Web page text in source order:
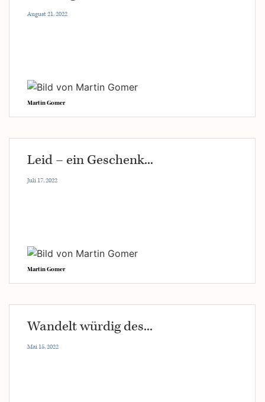
August 21, 2022
Martin Gomer
Leid – ein Geschenk...
Juli 17, 2022
Martin Gomer
Wandelt würdig des...
Mai 15, 2022